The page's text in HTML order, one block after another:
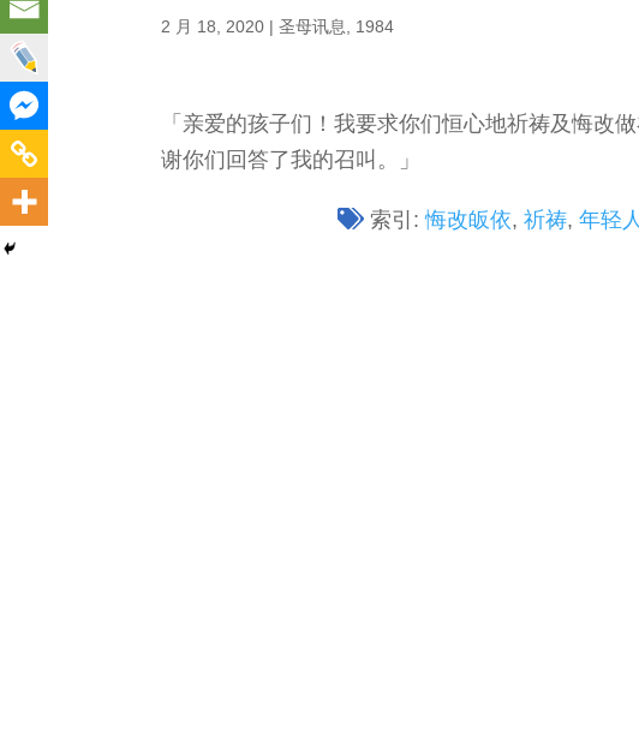
2 月 18, 2020 |圣母讯息 1984
「亲爱的孩子们！我要求你们恒心地祈祷及悔改
谢你们回答了我的召叫。」
索引:悔改皈依,祈祷,年轻人